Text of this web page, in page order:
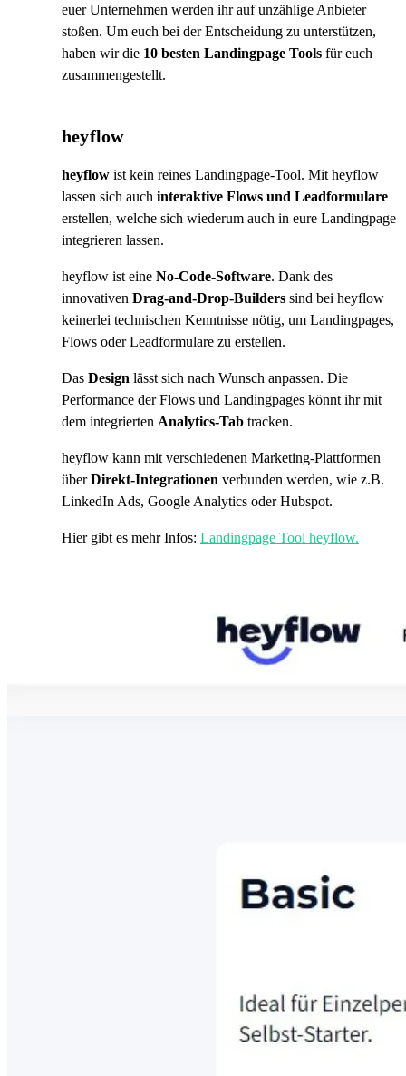
euer Unternehmen werden ihr auf unzählige Anbieter
stoßen. Um euch bei der Entscheidung zu unterstützen,
haben wir die 10 besten Landingpage Tools für euch
zusammengestellt.
heyflow
heyflow ist kein reines Landingpage-Tool. Mit heyflow
lassen sich auch interaktive Flows und Leadformulare
erstellen, welche sich wiederum auch in eure Landingpage
integrieren lassen.
heyflow ist eine No-Code-Software. Dank des
innovativen Drag-and-Drop-Builders sind bei heyflow
keinerlei technischen Kenntnisse nötig, um Landingpages,
Flows oder Leadformulare zu erstellen.
Das Design lässt sich nach Wunsch anpassen. Die
Performance der Flows und Landingpages könnt ihr mit
dem integrierten Analytics-Tab tracken.
heyflow kann mit verschiedenen Marketing-Plattformen
überDirekt-Integrationen verbunden werden, wie z.B.
LinkedIn Ads, Google Analytics oder Hubspot.
Hier gibt es mehr Infos: Landingpage Tool heyflow.